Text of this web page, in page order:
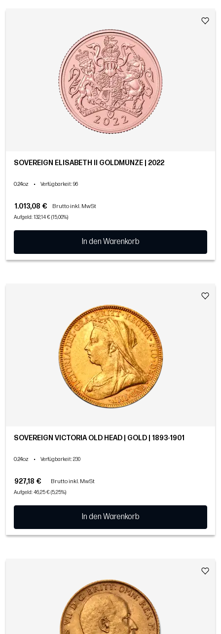
SOVEREIGN ELISABETH II GOLDMÜNZE | 2022
0.24oz • Verfügbarkeit: 96
1.013,08 € Brutto inkl. MwSt
Aufgeld: 132,14 € (15,00%)
In den Warenkorb
SOVEREIGN VICTORIA OLD HEAD | GOLD | 1893-1901
0.24oz • Verfügbarkeit: 230
927,18 € Brutto inkl. MwSt
Aufgeld: 46,25 € (5,25%)
In den Warenkorb